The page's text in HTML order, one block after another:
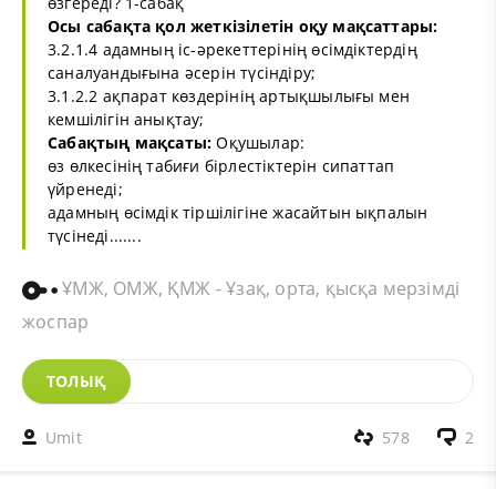
Осы сабақта қол жеткізілетін оқу мақсаттары:
3.2.1.4 адамның іс-әрекеттерінің өсімдіктердің
саналуандығына әсерін түсіндіру;
3.1.2.2 ақпарат көздерінің артықшылығы мен
кемшілігін анықтау;
Сабақтың мақсаты: Оқушылар:
өз өлкесінің табиғи бірлестіктерін сипаттап
үйренеді;
адамның өсімдік тіршілігіне жасайтын ықпалын
түсінеді.......
ҰМЖ, ОМЖ, ҚМЖ - Ұзақ, орта, қысқа мерзімді
жоспар
ТОЛЫҚ
Umit 2
578